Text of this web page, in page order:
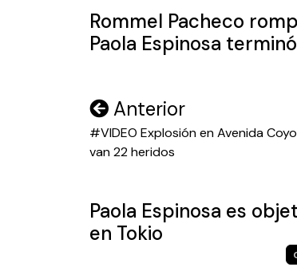
Rommel Pacheco
Paola Espinosa
Navegación
de
Anterior
#VIDEO Explosión en Avenida
van 22 heridos
Paola Espinosa es
en Tokio